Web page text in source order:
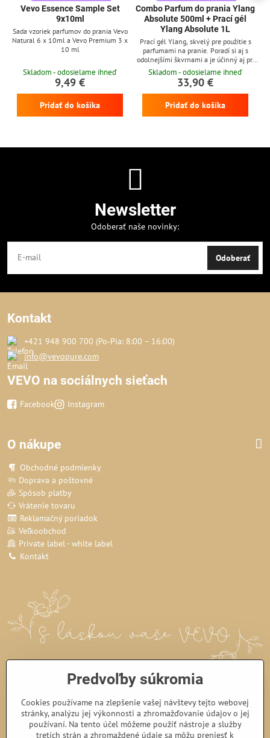
Vevo Essence Sample Set
9x10ml
Sada vzoriek parfumov do prania Vevo
Natural 6 x 10ml a Vevo Premium 3 x
10 ml
Skladom - odosielame ihneď
9,49 €
Pridať do košíka
Combo Parfum do prania Ylang
Absolute 500ml + Prací gél
Ylang Absolute 1L
Prací gél Ylang, skvelý pre použitie s
parfumami na pranie. Poradí si aj s
odolnejšími škvrnami a je účinný aj pri
nízkych teplotách
Skladom - odosielame ihneď
33,90 €
Pridať do košíka
Newsletter
Odoberať naše novinky:
Odoberať
Kontakt
+421 948 900 700 (Po‑Pia: 8:00 – 16:00)
info@vevopure.com
VEVO na sociálnych sieťach
Facebook Instagram
O nákupe
Obchodné podmienky
Doprava a poštovné
Spôsob platby
Vrátenie tovaru
Reklamačný poriadok
Veľkoobchod
Private label - white label
Kontakt
Predvoľby súkromia
Cookies používame na zlepšenie vašej návštevy tejto webovej
stránky, analýzu jej výkonnosti a zhromažďovanie údajov o jej
používaní. Na tento účel môžeme použiť nástroje a služby
tretích strán a zhromaždené údaje sa môžu preniesť k